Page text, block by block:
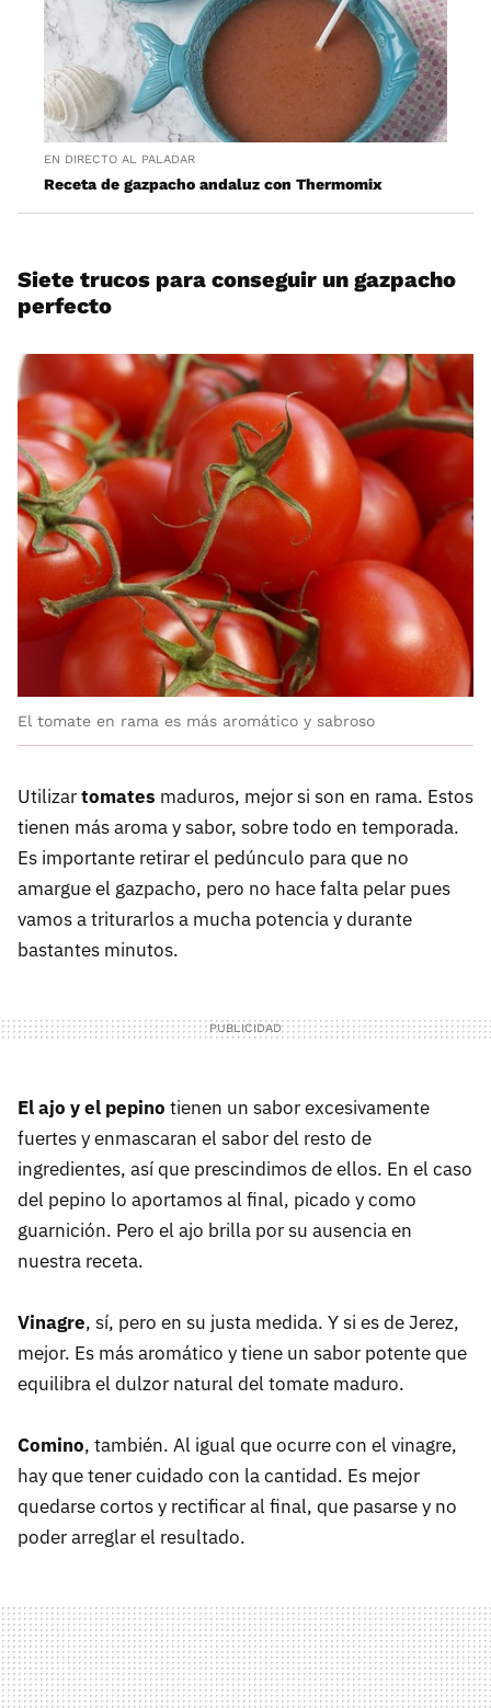
EN DIRECTO AL PALADAR
Receta de gazpacho andaluz con Thermomix
Siete trucos para conseguir un gazpacho
perfecto
El tomate en rama es más aromático y sabroso
Utilizartomates maduros, mejor si son en rama. Estos
tienen más aroma y sabor, sobre todo en temporada.
Es importante retirar el pedúnculo para que no
amargue el gazpacho, pero no hace falta pelar pues
vamos a triturarlos a mucha potencia y durante
bastantes minutos.
El ajo y el pepino tienen un sabor excesivamente
fuertes y enmascaran el sabor del resto de
ingredientes, así que prescindimos de ellos. En el caso
del pepino lo aportamos al final, picado y como
guarnición. Pero el ajo brilla por su ausencia en
nuestra receta.
Vinagre, sí, pero en su justa medida. Y si es de Jerez,
mejor. Es más aromático y tiene un sabor potente que
equilibra el dulzor natural del tomate maduro.
Comino, también. Al igual que ocurre con el vinagre,
hay que tener cuidado con la cantidad. Es mejor
quedarse cortos y rectificar al final, que pasarse y no
poder arreglar el resultado.